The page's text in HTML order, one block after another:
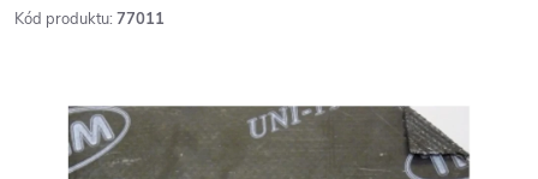
Kód produktu: 77011